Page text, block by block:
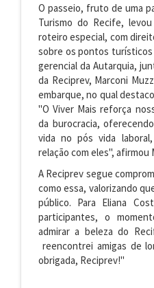
O passeio, fruto de uma
Turismo do Recife,
roteiro especial, com
sobre os pontos turísticos
gerencial da Autarquia,
da Reciprev, Marconi
embarque, no qual
"O Viver Mais reforça
da burocracia,
vida no pós vida
relação com eles", afirmou
A Reciprev segue
como essa, valorizando
público. Para Eliana
participantes, o
admirar a beleza do
reencontrei amigas de
obrigada, Reciprev!"